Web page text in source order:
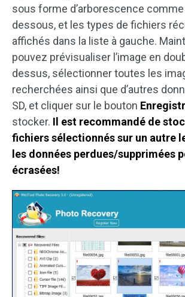
sous forme d’arborescence
dessous, et les types de fichiers
affichés dans la liste à gauche.
pouvez prévisualiser l’image en
dessus, sélectionner toutes les
recherchées ainsi que d’autres
SD, et cliquer sur le bouton
stocker. Il est recommandé de
fichiers sélectionnés sur un autre
les données perdues/supprimées
écrasées!